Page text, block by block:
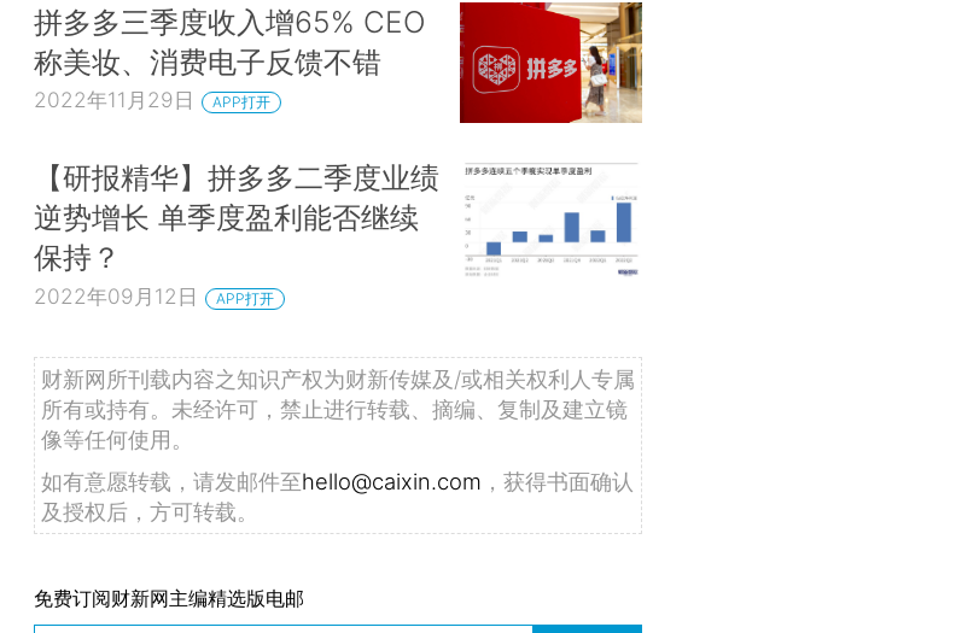
拼多多三季度收入增65% CEO
称美妆、消费电子反馈不错
2022年11月29日 APP打开
【研报精华】拼多多二季度业绩
逆势增长 单季度盈利能否继续
保持？
2022年09月12日 APP打开
财新网所刊载内容之知识产权为财新传媒及/或相关权利人专属
所有或持有。未经许可，禁止进行转载、摘编、复制及建立镜
像等任何使用。
如有意愿转载，请发邮件至hello@caixin.com ，获得书面确认
及授权后，方可转载。
免费订阅财新网主编精选版电邮